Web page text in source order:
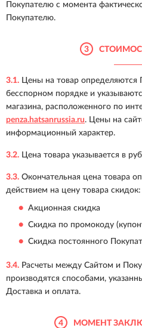
Покупателю с момента
Покупателю.
3
3.1. Цены на товар
бесспорном порядке и
магазина, расположенного по
penza.hatsanrussia.ru. Цены на
информационный характер.
3.2. Цена товара указывается в
3.3. Окончательная цена товара
действием на цену товара скидок:
Акционная скидка
Скидка по промокоду
Скидка постоянного
3.4. Расчеты между Сайтом и
производятся способами,
Доставка и оплата.
4 МОМЕНТ